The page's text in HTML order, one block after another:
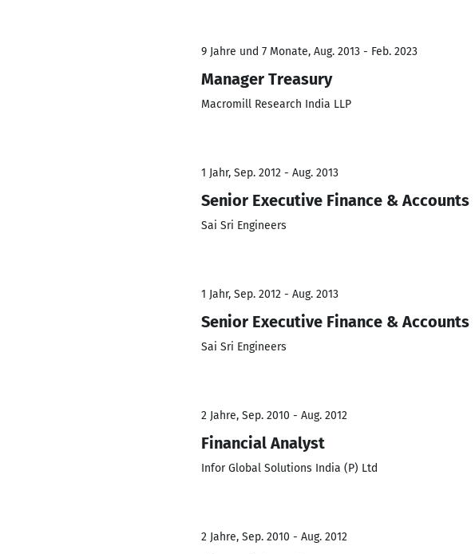
9 Jahre und 7 Monate, Aug. 2013 - Feb. 2023
Manager Treasury
Macromill Research India LLP
1 Jahr, Sep. 2012 - Aug. 2013
Senior Executive Finance & Accounts
Sai Sri Engineers
1 Jahr, Sep. 2012 - Aug. 2013
Senior Executive Finance & Accounts
Sai Sri Engineers
2 Jahre, Sep. 2010 - Aug. 2012
Financial Analyst
Infor Global Solutions India (P) Ltd
2 Jahre, Sep. 2010 - Aug. 2012